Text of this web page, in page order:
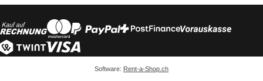
Software: Rent-a-Shop.ch